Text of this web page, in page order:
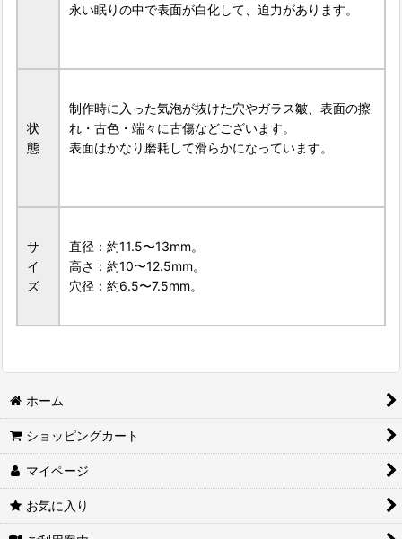
永い眠りの中で表面が白化して、迫力があります。
状
態
制作時に入った気泡が抜けた穴やガラス皺、表面の擦
れ・古色・端々に古傷などございます。
表面はかなり磨耗して滑らかになっています。
サ
イ
ズ
直径：約11.5〜13mm。
高さ：約10〜12.5mm。
穴径：約6.5〜7.5mm。
ホーム
ショッピングカート
マイページ
お気に入り